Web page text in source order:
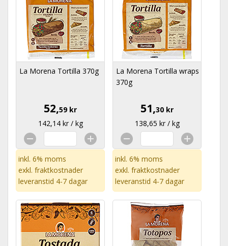
La Morena Tortilla 370g
52,59 kr
142,14 kr / kg
inkl. 6% moms
exkl. fraktkostnader
leveranstid 4-7 dagar
La Morena Tortilla wraps
370g
51,30 kr
138,65 kr / kg
inkl. 6% moms
exkl. fraktkostnader
leveranstid 4-7 dagar